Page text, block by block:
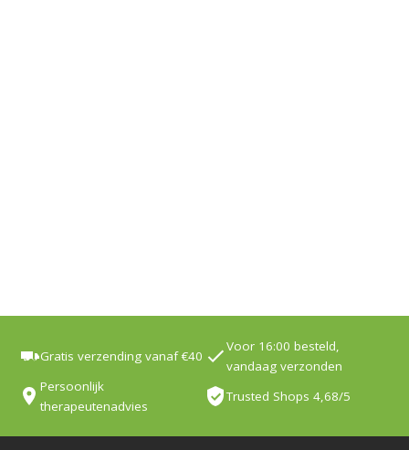
Gratis verzending vanaf €40
Voor 16:00 besteld,
vandaag verzonden
Persoonlijk
therapeutenadvies
Trusted Shops 4,68/5